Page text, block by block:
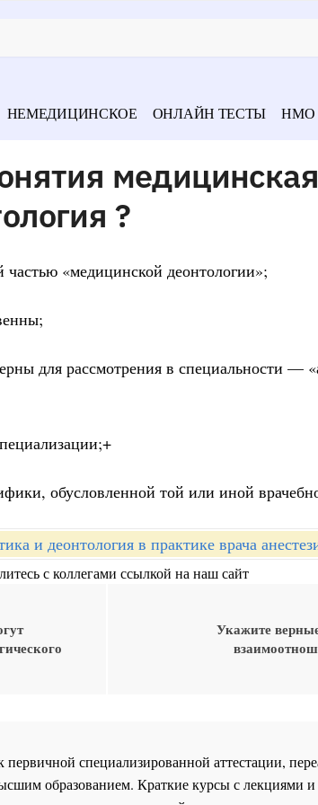
НЕМЕДИЦИНСКОЕ ОНЛАЙН ТЕСТЫ НМО
?
частью «медицинской деонтологии»;
для рассмотрения в специальности —
обусловленной той или иной
и деонтология в практике врача
с коллегами ссылкой на наш сайт
Укажите
первичной специализированной аттестации,
образованием. Краткие курсы с лекциями